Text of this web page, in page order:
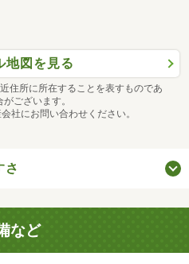
地図を見る
住所に所在することを表すものであ
ございます。
社にお問い合わせください。
さ
など